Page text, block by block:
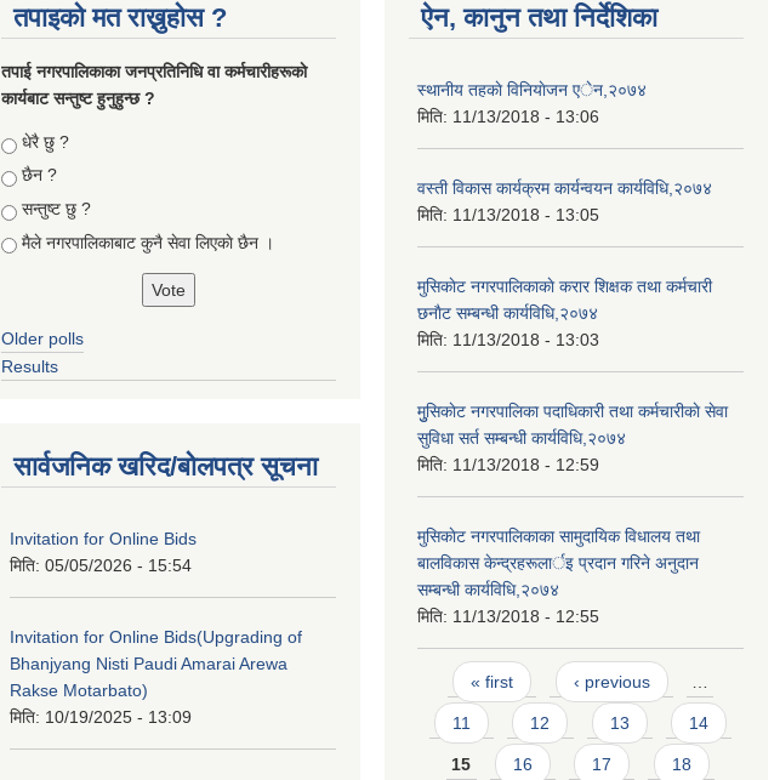
तपाइको मत राख्नुहोस ?
तपा‌ई नगरपालिकाका जनप्रतिनिधि वा कर्मचारीहरूकाे
कार्यबाट सन्तुष्ट हुनुहुन्छ ?
Choices
धेरै छु ?
छैन ?
सन्तुष्ट छु ?
मैले नगरपालिकाबाट कुनै सेवा लिएकाे छैन ।
Older polls
Results
सार्वजनिक खरिद/बोलपत्र सूचना
Invitation for Online Bids
मिति: 05/05/2026 - 15:54
Invitation for Online Bids(Upgrading of
Bhanjyang Nisti Paudi Amarai Arewa
Rakse Motarbato)
मिति: 10/19/2025 - 13:09
ऐन, कानुन तथा निर्देशिका
स्थानीय तहकाे विनियाेजन एेन,२०७४
मिति: 11/13/2018 - 13:06
वस्ती विकास कार्यक्रम कार्यन्वयन कार्यविधि,२०७४
मिति: 11/13/2018 - 13:05
मुसिकाेट नगरपालिकाकाे करार शिक्षक तथा कर्मचारी
छनाैट सम्बन्धी कार्यविधि,२०७४
मिति: 11/13/2018 - 13:03
मुुसिकाेट नगरपालिका पदाधिकारी तथा कर्मचारीकाे सेवा
सुविधा सर्त सम्बन्धी कार्यविधि,२०७४
मिति: 11/13/2018 - 12:59
मुसिकाेट नगरपालिकाका सामुदायिक विधालय तथा
बालविकास केन्द्रहरूलार्इ प्रदान गरिने अनुदान
सम्बन्धी कार्यविधि,२०७४
मिति: 11/13/2018 - 12:55
Pages
« first ‹ previous …
11 12 13 14
15 16 17 18